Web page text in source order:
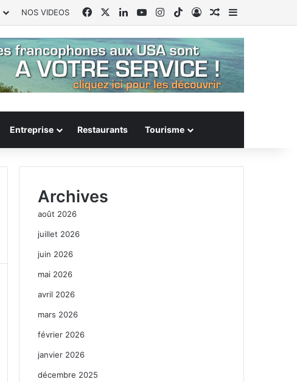
NOS VIDEOS FacebookLinkedinYouTubeInstagram
TikTokConnexion
Article Aléatoire
Sidebar
Entreprise Restaurants Tourisme
Archives
août 2026
juillet 2026
juin 2026
mai 2026
avril 2026
mars 2026
février 2026
janvier 2026
décembre 2025